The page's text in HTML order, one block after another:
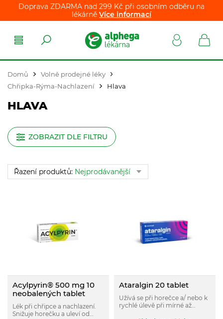
Doprava ZDARMA nad 299 Kč při osobním odběru na
lékárně Více informací
Domů
Volně prodejné léky
Chřipka-Rýma-Nachlazení
Hlava
HLAVA
ZOBRAZIT DLE FILTRU
Řazení produktů: Nejprodávanější
Acylpyrin® 500 mg 10
neobalených tablet
Lék při chřipce a nachlazení.
Snižuje horečku a uleví od
Ataralgin 20 tablet
Užívá se při horečce a/ nebo k
rychlé úlevě při mírné až